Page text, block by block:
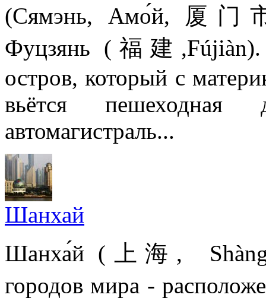
(Сямэнь, Амо́й, 厦门
Фуцзянь (福建,Fújiàn).
остров, который с
вьётся пешеходная
автомагистраль...
Шанхай
Шанха́й (上海,
городов мира -